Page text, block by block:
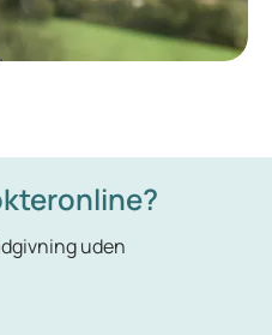
uden